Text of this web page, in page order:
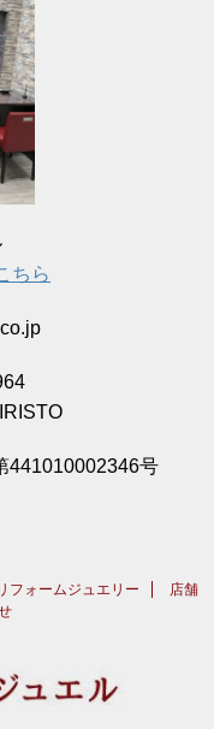
ちら
441010002346号
フォームジュエリー
店舗